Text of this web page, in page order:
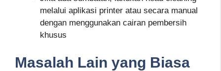
melalui aplikasi printer atau secara manual
dengan menggunakan cairan pembersih
khusus
Masalah Lain yang Biasa